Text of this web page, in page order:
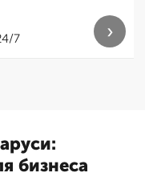
7 ›
бизнеса